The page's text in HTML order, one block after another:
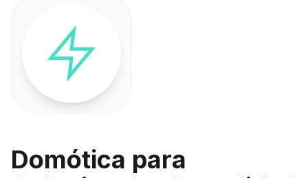
Domótica para